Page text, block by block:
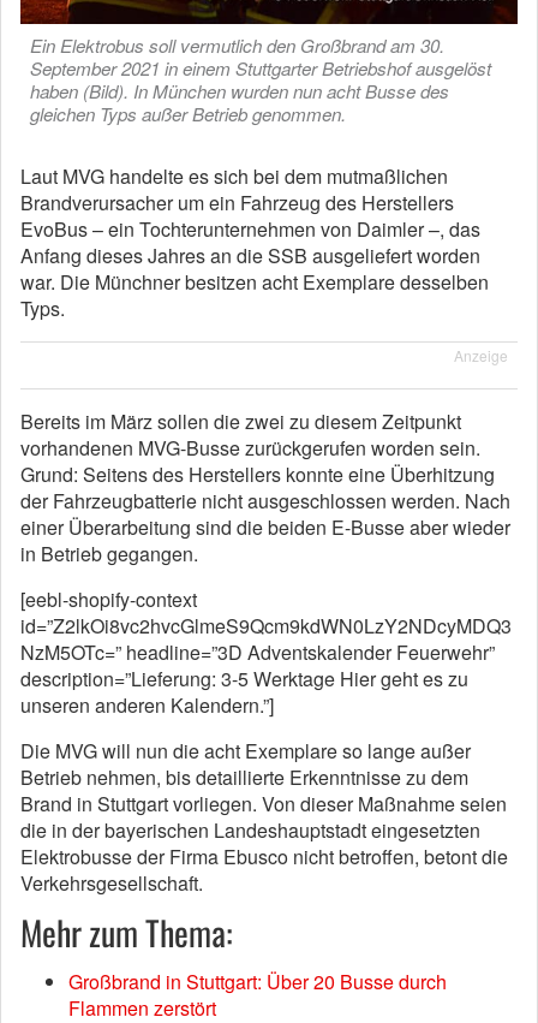
Ein Elektrobus soll vermutlich den Großbrand am 30.
September 2021 in einem Stuttgarter Betriebshof ausgelöst
haben (Bild). In München wurden nun acht Busse des
gleichen Typs außer Betrieb genommen.
Laut MVG handelte es sich bei dem mutmaßlichen
Brandverursacher um ein Fahrzeug des Herstellers
EvoBus – ein Tochterunternehmen von Daimler –, das
Anfang dieses Jahres an die SSB ausgeliefert worden
war. Die Münchner besitzen acht Exemplare desselben
Typs.
Anzeige
Bereits im März sollen die zwei zu diesem Zeitpunkt
vorhandenen MVG-Busse zurückgerufen worden sein.
Grund: Seitens des Herstellers konnte eine Überhitzung
der Fahrzeugbatterie nicht ausgeschlossen werden. Nach
einer Überarbeitung sind die beiden E-Busse aber wieder
in Betrieb gegangen.
[eebl-shopify-context
id=”Z2lkOi8vc2hvcGlmeS9Qcm9kdWN0LzY2NDcyMDQ3
NzM5OTc=” headline=”3D Adventskalender Feuerwehr”
description=”Lieferung: 3-5 Werktage Hier geht es zu
unseren anderen Kalendern.”]
Die MVG will nun die acht Exemplare so lange außer
Betrieb nehmen, bis detaillierte Erkenntnisse zu dem
Brand in Stuttgart vorliegen. Von dieser Maßnahme seien
die in der bayerischen Landeshauptstadt eingesetzten
Elektrobusse der Firma Ebusco nicht betroffen, betont die
Verkehrsgesellschaft.
Mehr zum Thema:
Großbrand in Stuttgart: Über 20 Busse durch
Flammen zerstört